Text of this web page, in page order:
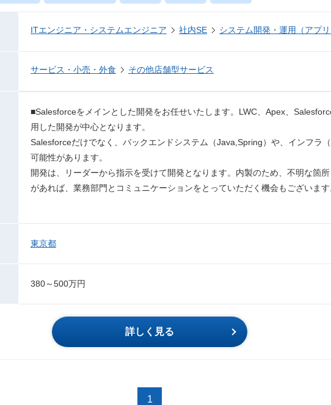
ITエンジニア・システムエンジニア 社内SE システム開発・運用（アプリ
サービス・小売・外食 その他店舗型サービス
■Salesforceをメインとした開発をお任せいたします。LWC、Apex、
用した開発が中心となります。
Salesforceだけでなく、バックエンドシステム（Java,Spring）や、インフラ
可能性があります。
開発は、リーダーから指示を受けて開発となります。内製のため、不明な箇
があれば、業務部門とコミュニケーションをとっていただく機会もございます
東京都
380～500万円
詳しく見る
1